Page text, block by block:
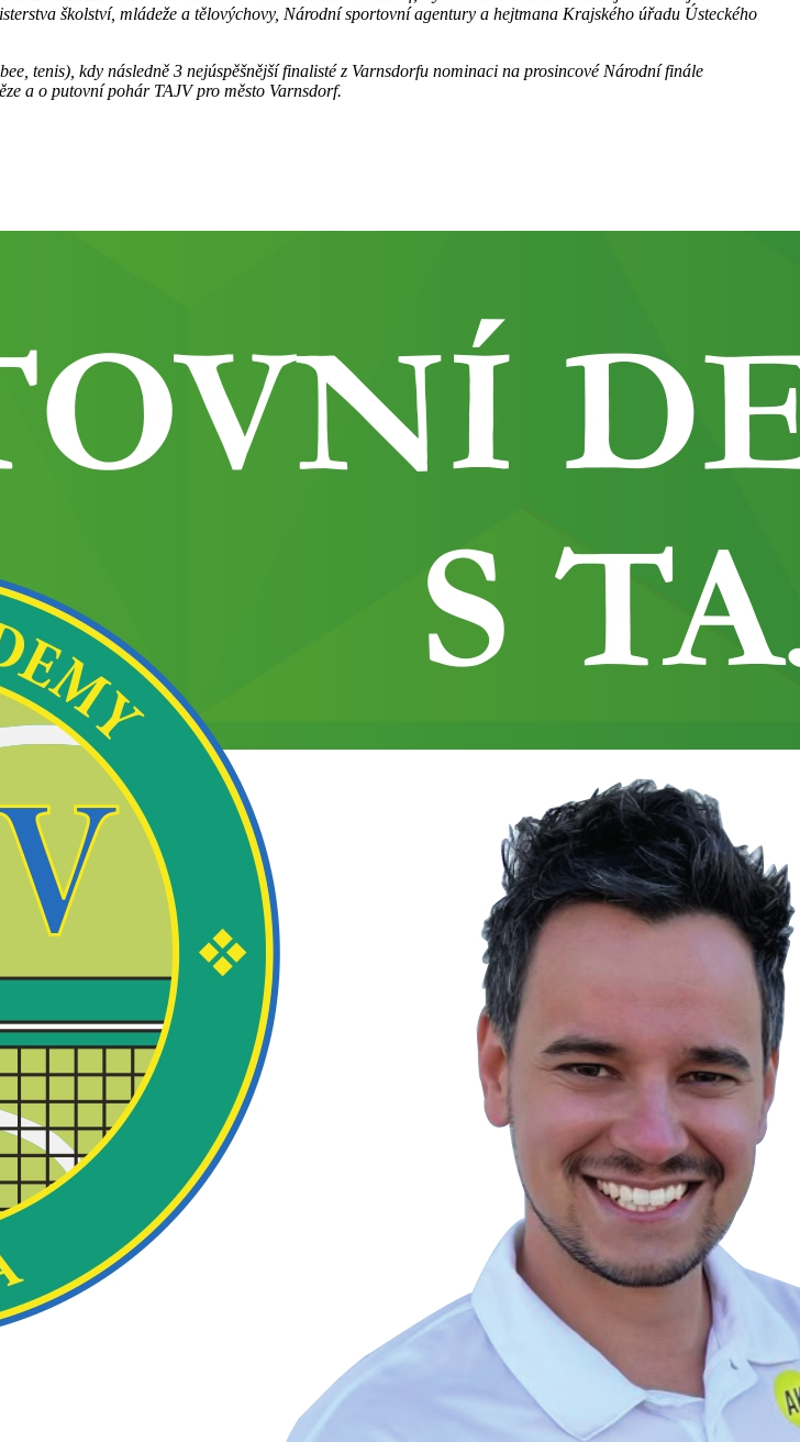
školství, mládeže a tělovýchovy, Národní sportovní agentury a hejtmana Krajského úřadu Ústeckého
tenis), kdy následně 3 nejúspěšnější finalisté z Varnsdorfu nominaci na prosincové Národní finále
a o putovní pohár TAJV pro město Varnsdorf.